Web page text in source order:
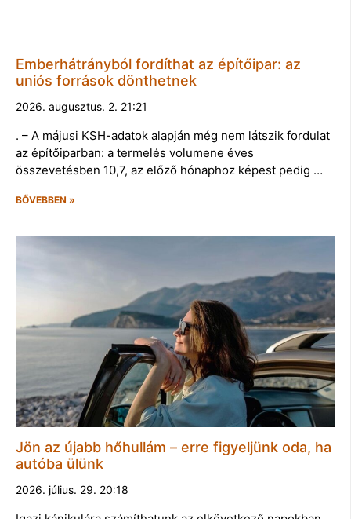
Emberhátrányból fordíthat az építőipar: az
uniós források dönthetnek
2026. augusztus. 2. 21:21
. – A májusi KSH-adatok alapján még nem látszik fordulat
az építőiparban: a termelés volumene éves
összevetésben 10,7, az előző hónaphoz képest pedig …
BŐVEBBEN »
Jön az újabb hőhullám – erre figyeljünk oda, ha
autóba ülünk
2026. július. 29. 20:18